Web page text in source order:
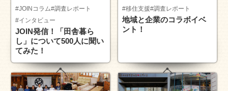
#JOINコラム#調査レポート
#インタビュー
JOIN発信！「田舎暮ら
し」について500人に聞い
てみた！
#移住支援#調査レポート
地域と企業のコラボイベ
ント！